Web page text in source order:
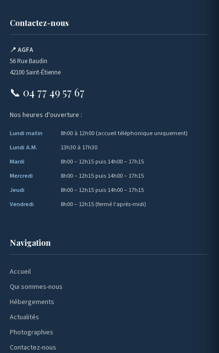
Contactez-nous
📍 AGFA
56 Rue Baudin
42100 Saint-Étienne
📞 04 77 49 57 67
Nos heures d'ouverture :
Lundi matin
8h00 à 12h00 (accueil téléphonique uniquement)
Lundi A.M.
13h30 à 17h30
Mardi
8h00 – 12h15 puis 14h00 – 17h15
Mercredi
8h00 – 12h15 puis 14h00 – 17h15
Jeudi
8h00 – 12h15 puis 14h00 – 17h15
Vendredi
8h00 – 12h15 (fermé l'après-midi)
Navigation
Accueil
Qui sommes-nous
Hébergements
Actualités
Photographies
Contactez-nous